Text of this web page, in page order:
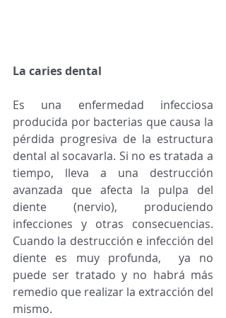
La caries dental
Es una enfermedad infecciosa
producida por bacterias que causa la
pérdida progresiva de la estructura
dental al socavarla. Si no es tratada a
tiempo, lleva a una destrucción
avanzada que afecta la pulpa del
diente (nervio), produciendo
infecciones y otras consecuencias.
Cuando la destrucción e infección del
diente es muy profunda,  ya no
puede ser tratado y no habrá más
remedio que realizar la extracción del
mismo.